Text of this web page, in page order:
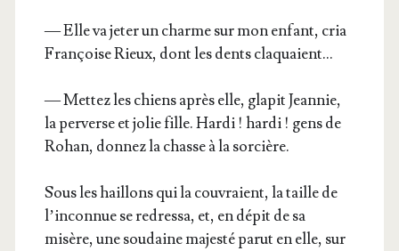
— Elle va jeter un charme sur mon enfant, cria
Fran­çoise Rieux, dont les dents claquaient…
— Met­tez les chiens après elle, gla­pit Jean­nie,
la per­verse et jolie fille. Har­di ! har­di ! gens de
Rohan, don­nez la chasse à la sorcière.
Sous les haillons qui la cou­vraient, la taille de
l’in­con­nue se redres­sa, et, en dépit de sa
misère, une sou­daine majes­té parut en elle, sur